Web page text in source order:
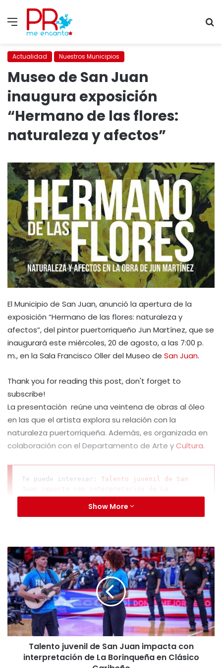
Menu
Actualidad Nuestros Municipios
Museo de San Juan
inaugura exposición
“Hermano de las flores:
naturaleza y afectos”
El Municipio de San Juan, anunció la apertura de la
exposición “Hermano de las flores: naturaleza y
afectos”, del pintor puertorriqueño Jun Martínez, que se
inaugurará este miércoles, 20 de agosto, a las 7:00 p.
m., en la Sala Francisco Oller del Museo de San Juan.
Thank you for reading this post, don't forget to
subscribe!
La presentación reúne una veintena de obras al óleo
en las que el artista explora su relación con la
naturaleza puertorriqueña. Además, es organizada en
colaboración con el Departamento de Arte yCultura.
Te puede interesar: Talento juvenil de San
Juan impacta con interpretación de La
Borinqueña en Clásico Caribeño
Esta muestra reafirma nuestro compromiso con el
apoyo a las expresiones artísticas contemporáneas y
con ofrecer espacios donde el talento puertorriqueño
pueda dialogar con el mundo. Desde la ciudad capital
seguiremos apostando a una programación cultural de
primer nivel que enriquezca la vida de nuestros
residentes y de los cientos de miles de visitantes que
recibimos”, expresó el alclade de la ciudad capital,
Miguel Romero Lugo.
Show More
Talento juvenil de San Juan impacta con
interpretación de La Borinqueña en Clásico